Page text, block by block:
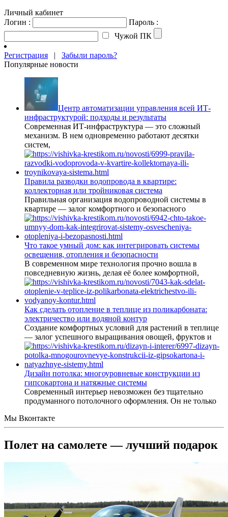
Личный кабинет
Логин :
Пароль :
Чужой ПК
Регистрация | Забыли пароль?
Популярные новости
Центр автоматизации управления всей ИТ-
инфраструктурой: подходы и результаты
Современная ИТ-инфраструктура — это сложный
механизм. В нем одновременно работают десятки
систем,
Правила разводки водопровода в квартире:
коллекторная или тройниковая система
Правильная организация водопроводной системы в
квартире — залог комфортного и безопасного
Что такое умный дом: как интегрировать системы
освещения, отопления и безопасности
В современном мире технология прочно вошла в
повседневную жизнь, делая её более комфортной,
Как сделать отопление в теплице из поликарбоната:
электричество или водяной контур
Создание комфортных условий для растений в теплице
— залог успешного выращивания овощей, фруктов и
Дизайн потолка: многоуровневые конструкции из
гипсокартона и натяжные системы
Современный интерьер невозможен без тщательно
продуманного потолочного оформления. Он не только
Мы Вконтакте
Полет на самолете — лучший подарок